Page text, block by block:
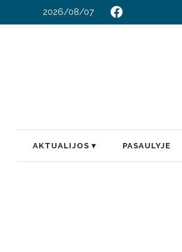
2026/08/07
AKTUALIJOS PASAULYJE